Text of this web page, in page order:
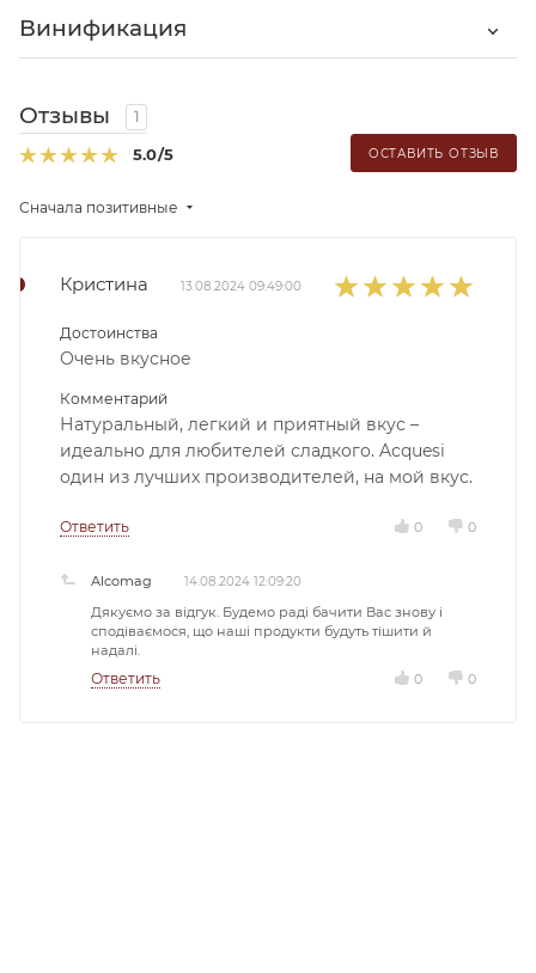
Винификация
Отзывы 1
5.0/5 ОСТАВИТЬ ОТЗЫВ
Сначала позитивные
Кристина 13.08.2024 09:49:00
Достоинства
Очень вкусное
Комментарий
Натуральный, легкий и приятный вкус –
идеально для любителей сладкого. Acquesi
один из лучших производителей, на мой вкус.
Ответить 0 0
Alcomag 14.08.2024 12:09:20
Дякуємо за відгук. Будемо раді бачити Вас знову і
сподіваємося, що наші продукти будуть тішити й
надалі.
Ответить 0 0